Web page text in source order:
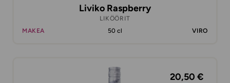
Liviko Raspberry
LIKÖÖRIT
MAKEA
50 cl VIRO
20,50 €